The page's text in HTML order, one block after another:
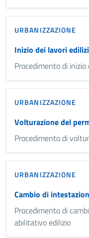
URBANIZZAZIONE
Inizio dei lavori edilizi
Procedimento di
URBANIZZAZIONE
Volturazione del
Procedimento di
URBANIZZAZIONE
Cambio di
Procedimento di
abilitativo edilizio